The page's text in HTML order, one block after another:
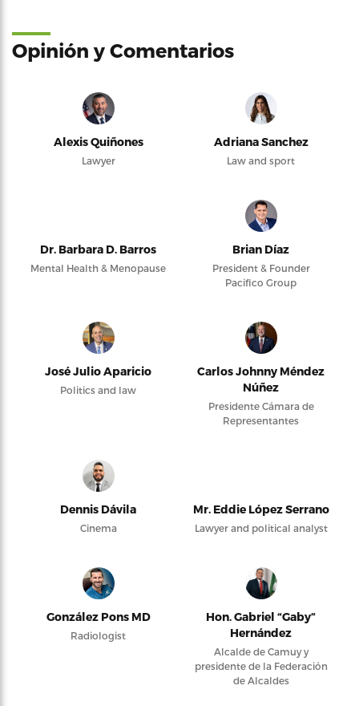
Opinión y Comentarios
Alexis Quiñones
Lawyer
Adriana Sanchez
Law and sport
Dr. Barbara D. Barros
Mental Health & Menopause
Brian Díaz
President & Founder
Pacifico Group
José Julio Aparicio
Politics and law
Carlos Johnny Méndez
Núñez
Presidente Cámara de
Representantes
Dennis Dávila
Cinema
Mr. Eddie López Serrano
Lawyer and political analyst
González Pons MD
Radiologist
Hon. Gabriel “Gaby”
Hernández
Alcalde de Camuy y
presidente de la Federación
de Alcaldes